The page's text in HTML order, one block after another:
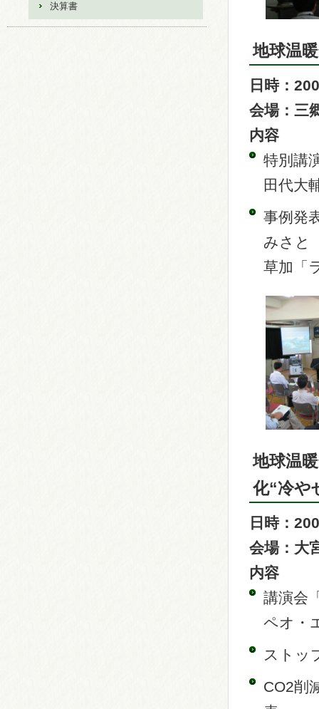
地球温
日時：
会場：三
内容
特別講
田代大
事例発
みさと
草加「
地球温
化“冷や
日時：
会場：大
内容
講演会
ペオ・
ストッ
CO2削
決算書